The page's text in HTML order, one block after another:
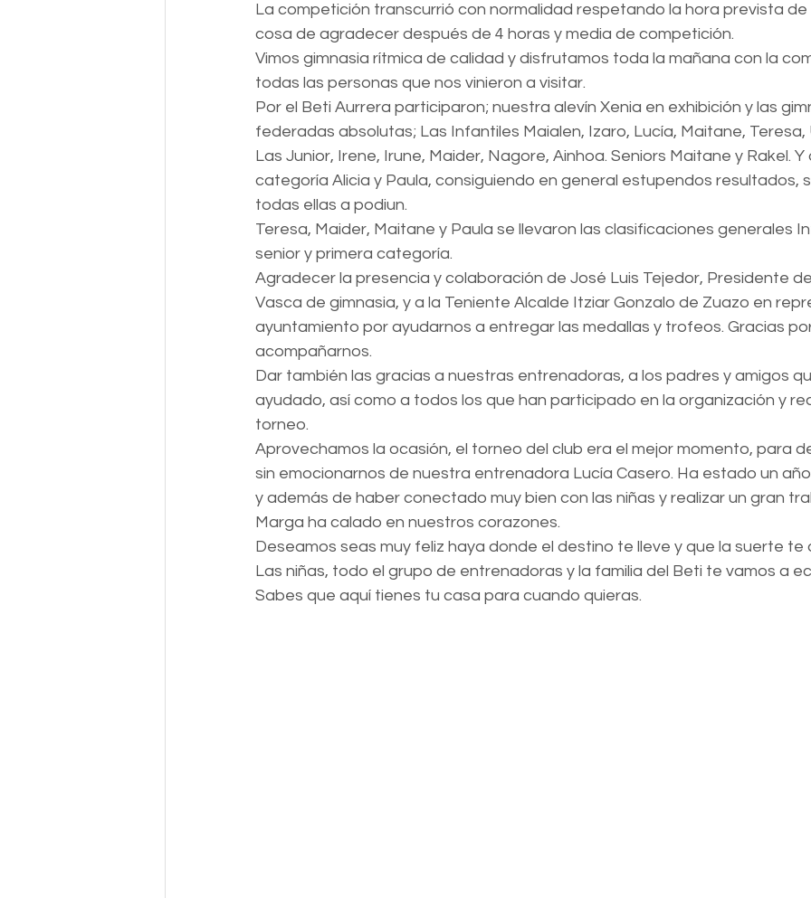
La competición transcurrió con normalidad respetando la hora prevista de
cosa de agradecer después de 4 horas y media de competición.
Vimos gimnasia rítmica de calidad y disfrutamos toda la mañana con la
todas las personas que nos vinieron a visitar.
Por el Beti Aurrera participaron; nuestra alevín Xenia en exhibición y las
federadas absolutas; Las Infantiles Maialen, Izaro, Lucía, Maitane, Teresa,
Las Junior, Irene, Irune, Maider, Nagore, Ainhoa. Seniors Maitane y Rakel. Y
categoría Alicia y Paula, consiguiendo en general estupendos resultados,
todas ellas a podiun.
Teresa, Maider, Maitane y Paula se llevaron las clasificaciones generales
senior y primera categoría.
Agradecer la presencia y colaboración de José Luis Tejedor, Presidente
Vasca de gimnasia, y a la Teniente Alcalde Itziar Gonzalo de Zuazo en
ayuntamiento por ayudarnos a entregar las medallas y trofeos. Gracias
acompañarnos.
Dar también las gracias a nuestras entrenadoras, a los padres y amigos
ayudado, así como a todos los que han participado en la organización y
torneo.
Aprovechamos la ocasión, el torneo del club era el mejor momento, para
sin emocionarnos de nuestra entrenadora Lucía Casero. Ha estado un
y además de haber conectado muy bien con las niñas y realizar un gran
Marga ha calado en nuestros corazones.
Deseamos seas muy feliz haya donde el destino te lleve y que la suerte te
Las niñas, todo el grupo de entrenadoras y la familia del Beti te vamos a
Sabes que aquí tienes tu casa para cuando quieras.